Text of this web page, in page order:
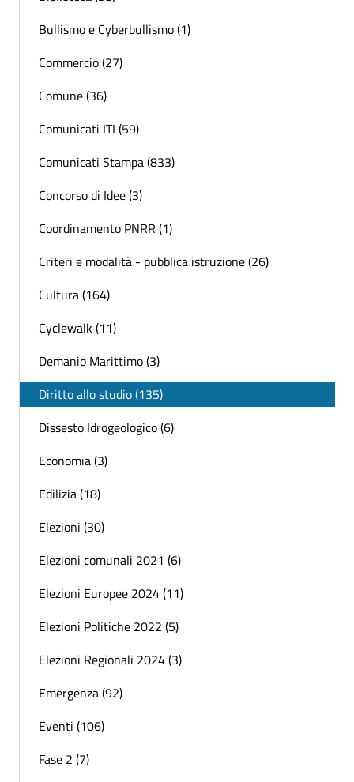
Bullismo e Cyberbullismo (1)
Commercio (27)
Comune (36)
Comunicati ITI (59)
Comunicati Stampa (833)
Concorso di Idee (3)
Coordinamento PNRR (1)
Criteri e modalità - pubblica istruzione (26)
Cultura (164)
Cyclewalk (11)
Demanio Marittimo (3)
Diritto allo studio (135)
Dissesto Idrogeologico (6)
Economia (3)
Edilizia (18)
Elezioni (30)
Elezioni comunali 2021 (6)
Elezioni Europee 2024 (11)
Elezioni Politiche 2022 (5)
Elezioni Regionali 2024 (3)
Emergenza (92)
Eventi (106)
Fase 2 (7)